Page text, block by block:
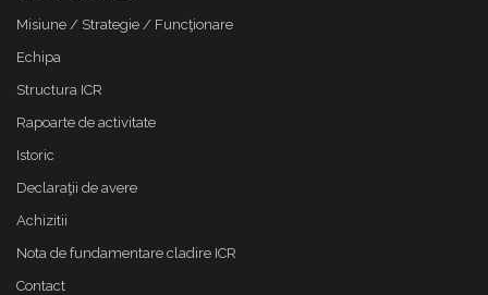
Misiune / Strategie / Funcţionare
Echipa
Structura ICR
Rapoarte de activitate
Istoric
Declaraţii de avere
Achizitii
Nota de fundamentare cladire ICR
Contact